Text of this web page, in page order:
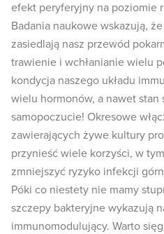
efekt peryferyjny na poziomie
Badania naukowe wskazują,
zasiedlają nasz przewód
trawienie i wchłanianie wielu
kondycja naszego układu
wielu hormonów, a nawet stan
samopoczucie! Okresowe
zawierających żywe kultury
przynieść wiele korzyści, w
zmniejszyć ryzyko infekcji
Póki co niestety nie mamy
szczepy bakteryjne wykazują
immunomodulujący. Warto